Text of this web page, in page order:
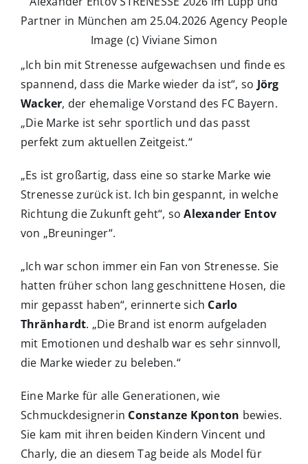
Partner in München am 25.04.2026 Agency People
Image (c) Viviane Simon
„Ich bin mit Strenesse aufgewachsen und finde es
spannend, dass die Marke wieder da ist“, so Jörg
Wacker, der ehemalige Vorstand des FC Bayern.
„Die Marke ist sehr sportlich und das passt
perfekt zum aktuellen Zeitgeist.“
„Es ist großartig, dass eine so starke Marke wie
Strenesse zurück ist. Ich bin gespannt, in welche
Richtung die Zukunft geht“, so Alexander Entov
von „Breuninger“.
„Ich war schon immer ein Fan von Strenesse. Sie
hatten früher schon lang geschnittene Hosen, die
mir gepasst haben“, erinnerte sich Carlo
Thränhardt. „Die Brand ist enorm aufgeladen
mit Emotionen und deshalb war es sehr sinnvoll,
die Marke wieder zu beleben.“
Eine Marke für alle Generationen, wie
Schmuckdesignerin Constanze Kponton bewies.
Sie kam mit ihren beiden Kindern Vincent und
Charly, die an diesem Tag beide als Model für